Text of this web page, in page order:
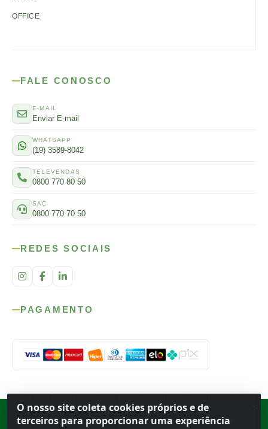
O nosso site coleta cookies próprios e de
terceiros para proporcionar uma experiência
OFFICE
FALE CONOSCO
E-MAIL
Enviar E-mail
WHATSAPP
(19) 3589-8042
TELEVENDAS
0800 770 80 50
SAC
0800 770 70 50
REDES SOCIAIS
PAGAMENTO
Rod. SP-215, s/n, km 98 — Área Rural Porto Ferreira ·BR
· CEP
· CNPJ 56.679.863/0001-91